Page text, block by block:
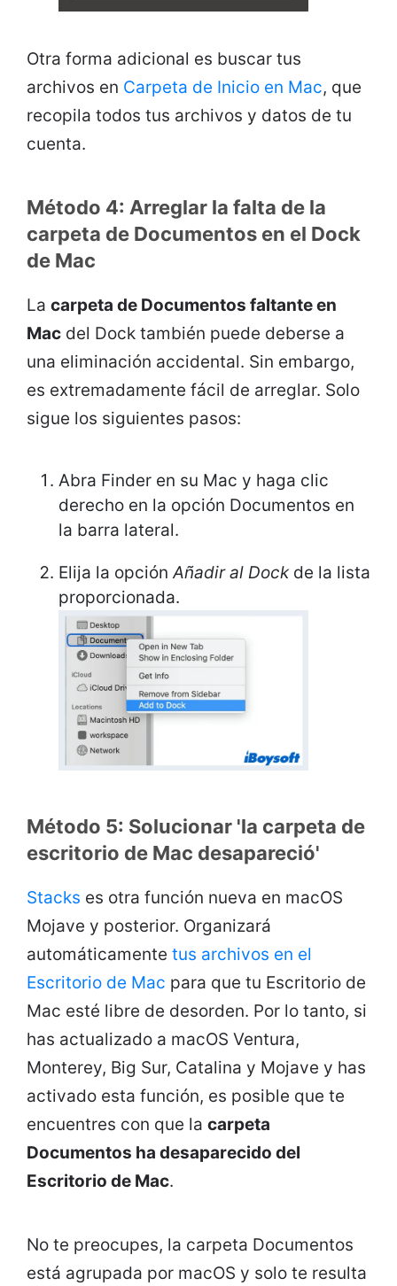
Otra forma adicional es buscar tus
archivos en Carpeta de Inicio en Mac, que
recopila todos tus archivos y datos de tu
cuenta.
Método 4: Arreglar la falta de la
carpeta de Documentos en el Dock
de Mac
La carpeta de Documentos faltante en
Mac del Dock también puede deberse a
una eliminación accidental. Sin embargo,
es extremadamente fácil de arreglar. Solo
sigue los siguientes pasos:
Abra Finder en su Mac y haga clic
derecho en la opción Documentos en
la barra lateral.
Elija la opciónAñadir al Dockde la lista
proporcionada.
Método 5: Solucionar 'la carpeta de
escritorio de Mac desapareció'
Stacks es otra función nueva en macOS
Mojave y posterior. Organizará
automáticamente tus archivos en el
Escritorio de Mac para que tu Escritorio de
Mac esté libre de desorden. Por lo tanto, si
has actualizado a macOS Ventura,
Monterey, Big Sur, Catalina y Mojave y has
activado esta función, es posible que te
encuentres con que la carpeta
Documentos ha desaparecido del
Escritorio de Mac.
No te preocupes, la carpeta Documentos
está agrupada por macOS y solo te resulta